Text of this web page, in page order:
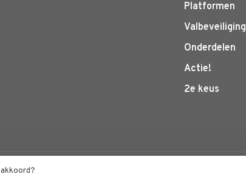
Platformen
Valbeveiliging
Onderdelen
Actie!
2e keus
Huysmans.me